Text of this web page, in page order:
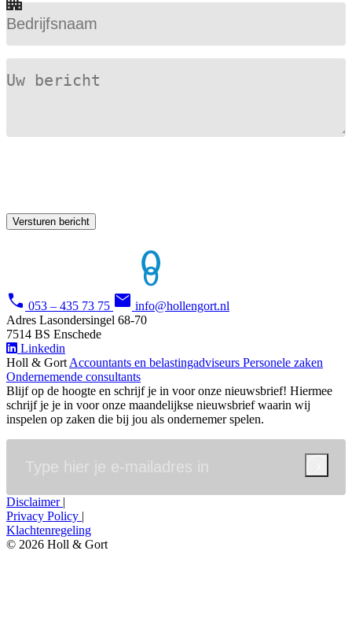
Bedrijfsnaam
Versturen bericht
call 053 – 435 73 75 email info@hollengort.nl
Adres Lasondersingel 68-70
7514 BS Enschede
Linkedin
Holl & Gort Accountants en belastingadviseurs Personele zaken
Ondernemende consultants
Blijf op de hoogte en schrijf je in voor onze nieuwsbrief! Hiermee
schrijf je je in voor onze maandelijkse nieuwsbrief waarin wij
inspelen op zaken die bij jou als ondernemer spelen.
Disclaimer |
Privacy Policy |
Klachtenregeling
© 2026 Holl & Gort